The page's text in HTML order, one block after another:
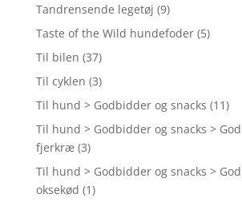
Tandrensende legetøj (9)
Taste of the Wild hundefoder (5)
Til bilen (37)
Til cyklen (3)
Til hund > Godbidder og snacks (11)
Til hund > Godbidder og snacks >
fjerkræ (3)
Til hund > Godbidder og snacks >
oksekød (1)